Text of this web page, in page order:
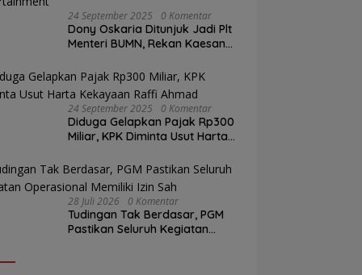
24 September 2025 0 Komentar
Dony Oskaria Ditunjuk Jadi Plt
Menteri BUMN, Rekan Kaesang
Entertainment
24 September 2025 0 Komentar
Diduga Gelapkan Pajak Rp300
Miliar, KPK Diminta Usut Harta
28 Juli 2026 0 Komentar
Tudingan Tak Berdasar, PGM
Pastikan Seluruh Kegiatan